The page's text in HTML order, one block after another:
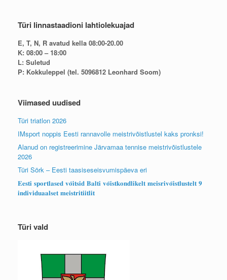
Türi linnastaadioni lahtiolekuajad
E, T, N, R avatud kella 08:00-20.00
K: 08:00 – 18:00
L: Suletud
P: Kokkuleppel (tel. 5096812 Leonhard Soom)
Viimased uudised
Türi triatlon 2026
IMsport noppis Eesti rannavolle meistrivõistlustel kaks pronksi!
Alanud on registreerimine Järvamaa tennise meistrivõistlustele
2026
Türi Sörk – Eesti taasiseseisvumispäeva eri
𝐄𝐞𝐬𝐭𝐢 𝐬𝐩𝐨𝐫𝐭𝐥𝐚𝐬𝐞𝐝 𝐯𝐨̃𝐢𝐭𝐬𝐢𝐝 𝐁𝐚𝐥𝐭𝐢 𝐯𝐨̃𝐢𝐬𝐭𝐤𝐨𝐧𝐝𝐥𝐢𝐤𝐞𝐥𝐭 𝐦𝐞𝐢𝐬𝐫𝐢𝐯𝐨̃𝐢𝐬𝐭𝐥𝐮𝐬𝐭𝐞𝐥𝐭 𝟗
𝐢𝐧𝐝𝐢𝐯𝐢𝐝𝐮𝐚𝐚𝐥𝐬𝐞𝐭 𝐦𝐞𝐢𝐬𝐭𝐫𝐢𝐭𝐢𝐢𝐭𝐥𝐢𝐭
Türi vald